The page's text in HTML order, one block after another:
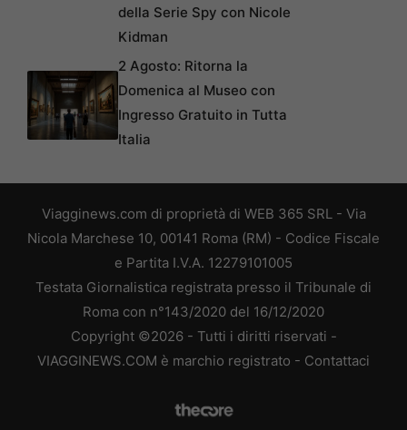
della Serie Spy con Nicole
Kidman
2 Agosto: Ritorna la
Domenica al Museo con
Ingresso Gratuito in Tutta
Italia
Viagginews.com di proprietà di WEB 365 SRL - Via
Nicola Marchese 10, 00141 Roma (RM) - Codice Fiscale
e Partita I.V.A. 12279101005
Testata Giornalistica registrata presso il Tribunale di
Roma con n°143/2020 del 16/12/2020
Copyright ©2026 - Tutti i diritti riservati -
VIAGGINEWS.COM è marchio registrato - Contattaci